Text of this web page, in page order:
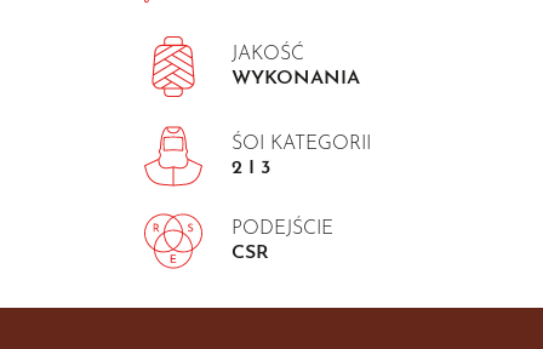
JAKOŚĆ
WYKONANIA
ŚOI KATEGORII
2 I 3
PODEJŚCIE
CSR